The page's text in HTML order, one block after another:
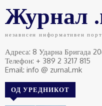
Журнал
независен информативен
Адреса: 8 Ударна Бригада
Телефон: + 389 2 3217 815
Email: info @ zurnal.mk
ОД УРЕДНИКОТ